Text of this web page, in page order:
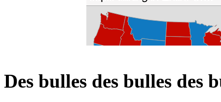
Des bulles des bulles des